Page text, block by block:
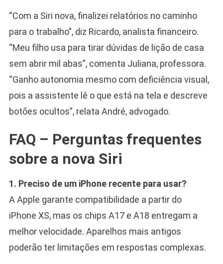
“Com a Siri nova, finalizei relatórios no caminho
para o trabalho”, diz Ricardo, analista financeiro.
“Meu filho usa para tirar dúvidas de lição de casa
sem abrir mil abas”, comenta Juliana, professora.
“Ganho autonomia mesmo com deficiência visual,
pois a assistente lê o que está na tela e descreve
botões ocultos”, relata André, advogado.
FAQ – Perguntas frequentes
sobre a nova Siri
1. Preciso de um iPhone recente para usar?
A Apple garante compatibilidade a partir do
iPhone XS, mas os chips A17 e A18 entregam a
melhor velocidade. Aparelhos mais antigos
poderão ter limitações em respostas complexas.